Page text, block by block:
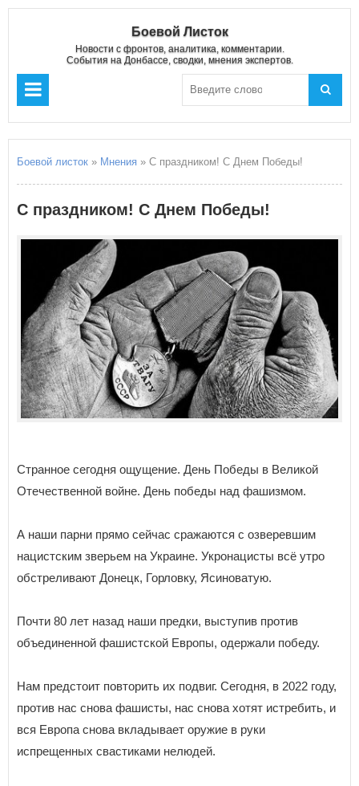
Боевой Листок
Новости с фронтов, аналитика, комментарии.
События на Донбассе, сводки, мнения экспертов.
Боевой листок » Мнения » С праздником! С Днем Победы!
С праздником! С Днем Победы!
Странное сегодня ощущение. День Победы в Великой
Отечественной войне. День победы над фашизмом.
А наши парни прямо сейчас сражаются с озверевшим
нацистским зверьем на Украине. Укронацисты всё утро
обстреливают Донецк, Горловку, Ясиноватую.
Почти 80 лет назад наши предки, выступив против
объединенной фашистской Европы, одержали победу.
Нам предстоит повторить их подвиг. Сегодня, в 2022 году,
против нас снова фашисты, нас снова хотят истребить, и
вся Европа снова вкладывает оружие в руки
испрещенных свастиками нелюдей.